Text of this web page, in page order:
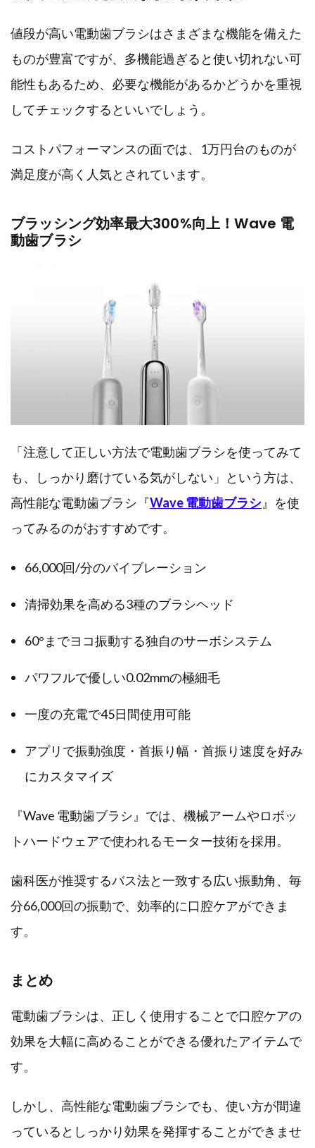
値段が高い電動歯ブラシはさまざまな機能を備えた
ものが豊富ですが、多機能過ぎると使い切れない可
能性もあるため、必要な機能があるかどうかを重視
してチェックするといいでしょう。
コストパフォーマンスの面では、1万円台のものが
満足度が高く人気とされています。
ブラッシング効率最大300%向上！Wave 電
動歯ブラシ
「注意して正しい方法で電動歯ブラシを使ってみて
も、しっかり磨けている気がしない」という方は、
高性能な電動歯ブラシ『Wave 電動歯ブラシ 』を使
ってみるのがおすすめです。
66,000回/分のバイブレーション
清掃効果を高める3種のブラシヘッド
60°までヨコ振動する独自のサーボシステム
パワフルで優しい0.02mmの極細毛
一度の充電で45日間使用可能
アプリで振動強度・首振り幅・首振り速度を好み
にカスタマイズ
『Wave 電動歯ブラシ』では、機械アームやロボッ
トハードウェアで使われるモーター技術を採用。
歯科医が推奨するバス法と一致する広い振動角、毎
分66,000回の振動で、効率的に口腔ケアができま
す。
まとめ
電動歯ブラシは、正しく使用することで口腔ケアの
効果を大幅に高めることができる優れたアイテムで
す。
しかし、高性能な電動歯ブラシでも、使い方が間違
っているとしっかり効果を発揮することができませ